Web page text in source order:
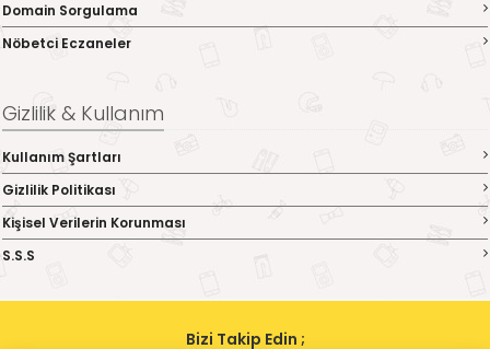
Domain Sorgulama
Nöbetci Eczaneler
Gizlilik & Kullanım
Kullanım Şartları
Gizlilik Politikası
Kişisel Verilerin Korunması
S.S.S
Bizi Takip Edin ;